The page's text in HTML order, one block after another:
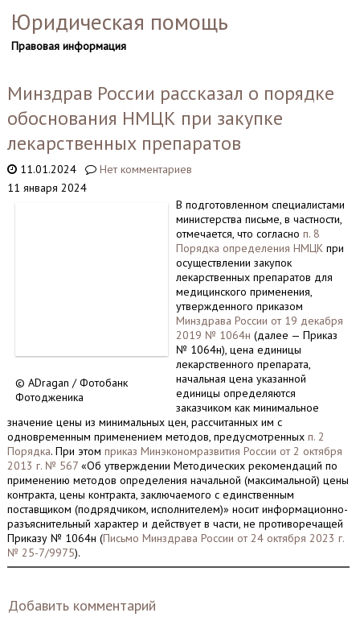
Юридическая помощь
Правовая информация
Минздрав России рассказал о порядке
обоснования НМЦК при закупке
лекарственных препаратов
11.01.2024
Нет комментариев
11 января 2024
© ADragan / Фотобанк
Фотодженика
В подготовленном специалистами
министерства письме, в частности,
отмечается, что согласно п. 8
Порядка определения НМЦКпри
осуществлении закупок
лекарственных препаратов для
медицинского применения,
утвержденного приказом
Минздрава России от 19 декабря
2019 № 1064н (далее — Приказ
№ 1064н), цена единицы
лекарственного препарата,
начальная цена указанной
единицы определяются
заказчиком как минимальное
значение цены из минимальных цен, рассчитанных им с
одновременным применением методов, предусмотренных п. 2
Порядка. При этом приказ Минэкономразвития России от 2 октября
2013 г. № 567«Об утверждении Методических рекомендаций по
применению методов определения начальной (максимальной) цены
контракта, цены контракта, заключаемого с единственным
поставщиком (подрядчиком, исполнителем)» носит информационно-
разъяснительный характер и действует в части, не противоречащей
Приказу № 1064н (Письмо Минздрава России от 24 октября 2023 г.
№ 25-7/9975).
Добавить комментарий